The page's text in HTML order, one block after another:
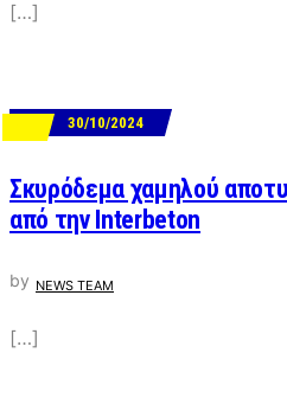
[…]
30/10/2024
Σκυρόδεμα χαμηλού
από την Interbeton
by NEWS TEAM
[…]